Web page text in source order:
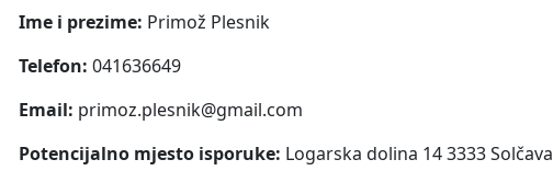
Ime i prezime: Primož Plesnik
Telefon: 041636649
Email: primoz.plesnik@gmail.com
Potencijalno mjesto isporuke: Logarska dolina 14 3333 Solčava